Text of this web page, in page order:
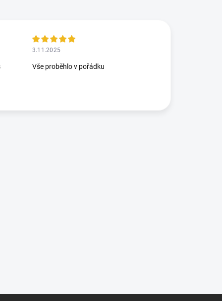
3.11.2025
Vše proběhlo v pořádku